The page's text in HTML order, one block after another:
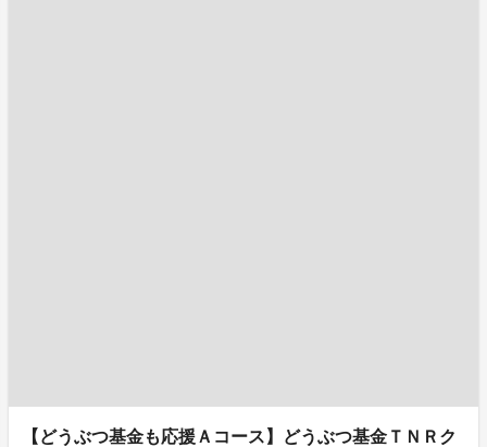
【どうぶつ基金も応援Ａコース】どうぶつ基金ＴＮＲク